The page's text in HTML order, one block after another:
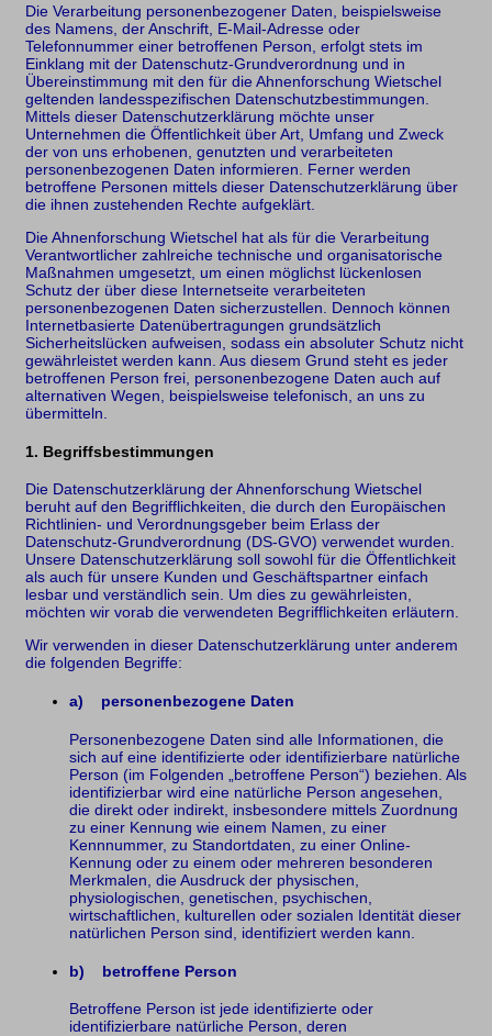
Die Verarbeitung personenbezogener Daten, beispielsweise
des Namens, der Anschrift, E-Mail-Adresse oder
Telefonnummer einer betroffenen Person, erfolgt stets im
Einklang mit der Datenschutz-Grundverordnung und in
Übereinstimmung mit den für die Ahnenforschung Wietschel
geltenden landesspezifischen Datenschutzbestimmungen.
Mittels dieser Datenschutzerklärung möchte unser
Unternehmen die Öffentlichkeit über Art, Umfang und Zweck
der von uns erhobenen, genutzten und verarbeiteten
personenbezogenen Daten informieren. Ferner werden
betroffene Personen mittels dieser Datenschutzerklärung über
die ihnen zustehenden Rechte aufgeklärt.
Die Ahnenforschung Wietschel hat als für die Verarbeitung
Verantwortlicher zahlreiche technische und organisatorische
Maßnahmen umgesetzt, um einen möglichst lückenlosen
Schutz der über diese Internetseite verarbeiteten
personenbezogenen Daten sicherzustellen. Dennoch können
Internetbasierte Datenübertragungen grundsätzlich
Sicherheitslücken aufweisen, sodass ein absoluter Schutz nicht
gewährleistet werden kann. Aus diesem Grund steht es jeder
betroffenen Person frei, personenbezogene Daten auch auf
alternativen Wegen, beispielsweise telefonisch, an uns zu
übermitteln.
1. Begriffsbestimmungen
Die Datenschutzerklärung der Ahnenforschung Wietschel
beruht auf den Begrifflichkeiten, die durch den Europäischen
Richtlinien- und Verordnungsgeber beim Erlass der
Datenschutz-Grundverordnung (DS-GVO) verwendet wurden.
Unsere Datenschutzerklärung soll sowohl für die Öffentlichkeit
als auch für unsere Kunden und Geschäftspartner einfach
lesbar und verständlich sein. Um dies zu gewährleisten,
möchten wir vorab die verwendeten Begrifflichkeiten erläutern.
Wir verwenden in dieser Datenschutzerklärung unter anderem
die folgenden Begriffe:
a) personenbezogene Daten
Personenbezogene Daten sind alle Informationen, die
sich auf eine identifizierte oder identifizierbare natürliche
Person (im Folgenden „betroffene Person“) beziehen. Als
identifizierbar wird eine natürliche Person angesehen,
die direkt oder indirekt, insbesondere mittels Zuordnung
zu einer Kennung wie einem Namen, zu einer
Kennnummer, zu Standortdaten, zu einer Online-
Kennung oder zu einem oder mehreren besonderen
Merkmalen, die Ausdruck der physischen,
physiologischen, genetischen, psychischen,
wirtschaftlichen, kulturellen oder sozialen Identität dieser
natürlichen Person sind, identifiziert werden kann.
b) betroffene Person
Betroffene Person ist jede identifizierte oder
identifizierbare natürliche Person, deren